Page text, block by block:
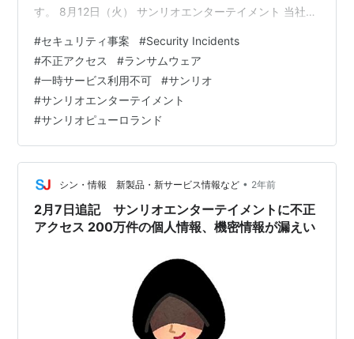
す。 8月12日（火） サンリオエンターテイメント 当社へ
要： 株式会社サンリオは、2025年1月21日に発生したラ
ンサムウェアによる不正アクセスについて、調査と復旧
作業が完了したことを8月12日に発表しました。この攻撃
により、サンリオピューロランド公式サイトのマイペー
ジ機能や来場予約、eパスポートチケット購入など複数の
サービスが一時利用不可とな…
#セキュリティ事案 #Security Incidents
#不正アクセス #ランサムウェア
#一時サービス利用不可 #サンリオ
#サンリオエンターテイメント
#サンリオピューロランド
シン・情報 新製品・新サービス情報など • 2年前
2月7日追記 サンリオエンターテイメントに不正
アクセス 200万件の個人情報、機密情報が漏えい